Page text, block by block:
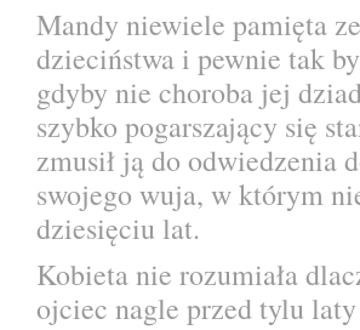
Mandy niewiele pamięta
dzieciństwa i pewnie tak
gdyby nie choroba jej
szybko pogarszający się
zmusił ją do odwiedzenia
swojego wuja, w którym
dziesięciu lat.
Kobieta nie rozumiała
ojciec nagle przed tylu